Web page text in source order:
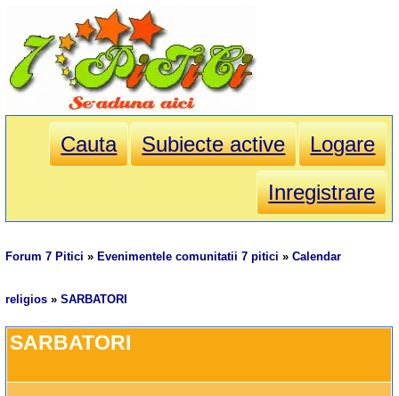
Cauta Subiecte active
Logare
Inregistrare
Forum 7 Pitici » Evenimentele comunitatii 7 pitici »Calendar
religios »SARBATORI
SARBATORI